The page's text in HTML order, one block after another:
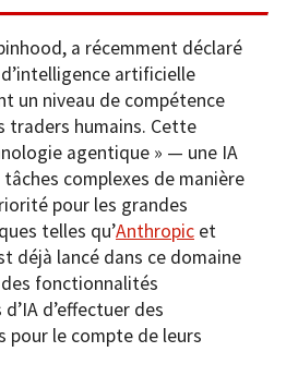
a récemment déclaré
artificielle
un niveau de compétence
traders humains. Cette
agentique » — une IA
tâches complexes de manière
pour les grandes
telles qu’Anthropic et
déjà lancé dans ce domaine
fonctionnalités
d’effectuer des
pour le compte de leurs